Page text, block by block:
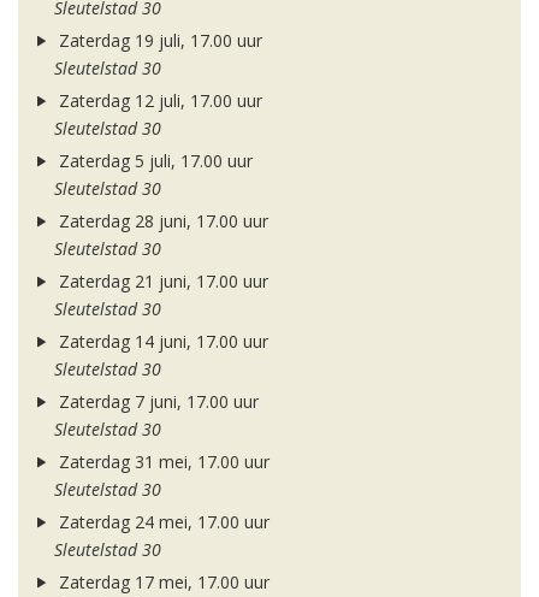
Sleutelstad 30
Zaterdag 19 juli, 17.00 uur
Sleutelstad 30
Zaterdag 12 juli, 17.00 uur
Sleutelstad 30
Zaterdag 5 juli, 17.00 uur
Sleutelstad 30
Zaterdag 28 juni, 17.00 uur
Sleutelstad 30
Zaterdag 21 juni, 17.00 uur
Sleutelstad 30
Zaterdag 14 juni, 17.00 uur
Sleutelstad 30
Zaterdag 7 juni, 17.00 uur
Sleutelstad 30
Zaterdag 31 mei, 17.00 uur
Sleutelstad 30
Zaterdag 24 mei, 17.00 uur
Sleutelstad 30
Zaterdag 17 mei, 17.00 uur